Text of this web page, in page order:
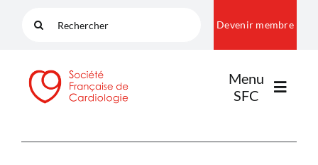
Rechercher: Devenir membre
Menu
SFC